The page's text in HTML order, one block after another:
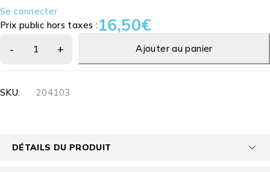
Se connecter
Prix public hors taxes :16,50€
Ajouter au panier
SKU: 204103
DÉTAILS DU PRODUIT